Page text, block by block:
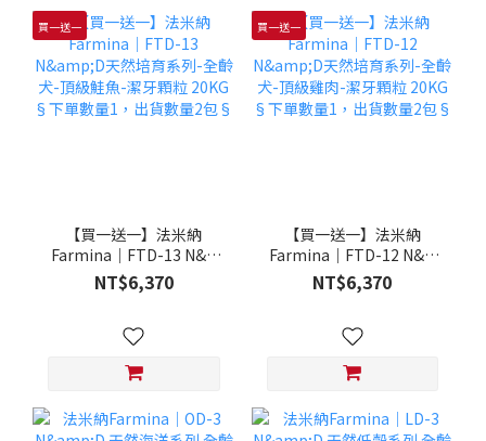
買一送一
【買一送一】法米納
Farmina｜FTD-13 N&D
天然培育系列-全齡犬-頂級
鮭魚-潔牙顆粒 20KG §下
NT$6,370
買一送一
【買一送一】法米納
Farmina｜FTD-12 N&D
天然培育系列-全齡犬-頂級
雞肉-潔牙顆粒 20KG §下
NT$6,370